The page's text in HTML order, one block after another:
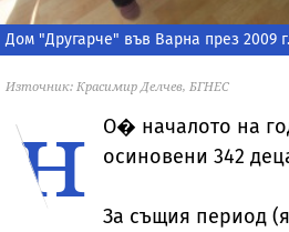
Дом "Другарче" във Варна през 2009 г.
Източник: Красимир Делчев, БГНЕС
О�
н
началото на
осиновени 342
За същия период